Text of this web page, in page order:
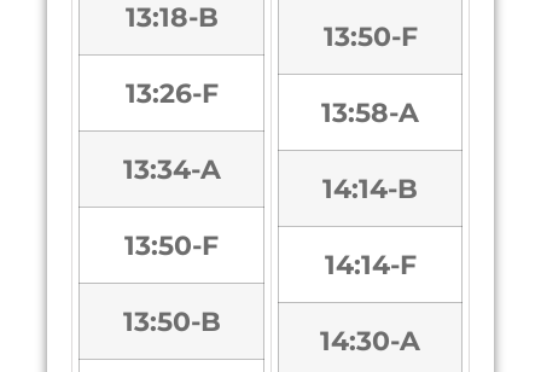
13:18-B
13:26-F
13:34-A
13:50-F
13:50-B
13:50-F
13:58-A
14:14-B
14:14-F
14:30-A